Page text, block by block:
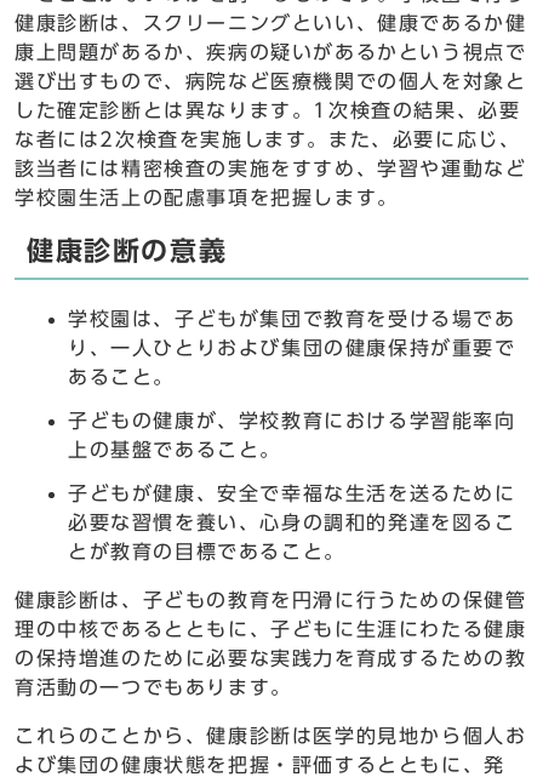
健康診断は、スクリーニングといい、健康であるか健
康上問題があるか、疾病の疑いがあるかという視点で
選び出すもので、病院など医療機関での個人を対象と
した確定診断とは異なります。1次検査の結果、必要
な者には2次検査を実施します。また、必要に応じ、
該当者には精密検査の実施をすすめ、学習や運動など
学校園生活上の配慮事項を把握します。
健康診断の意義
学校園は、子どもが集団で教育を受ける場であ
り、一人ひとりおよび集団の健康保持が重要で
あること。
子どもの健康が、学校教育における学習能率向
上の基盤であること。
子どもが健康、安全で幸福な生活を送るために
必要な習慣を養い、心身の調和的発達を図るこ
とが教育の目標であること。
健康診断は、子どもの教育を円滑に行うための保健管
理の中核であるとともに、子どもに生涯にわたる健康
の保持増進のために必要な実践力を育成するための教
育活動の一つでもあります。
これらのことから、健康診断は医学的見地から個人お
よび集団の健康状態を把握・評価するとともに、発